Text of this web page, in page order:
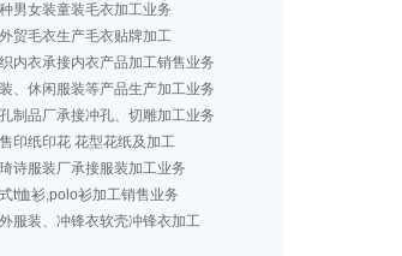
男女装童装毛衣加工业务
贸毛衣生产毛衣贴牌加工
内衣承接内衣产品加工销售业务
、休闲服装等产品生产加工业务
制品厂承接冲孔、切雕加工业务
印纸印花 花型花纸及加工
诗服装厂承接服装加工业务
t恤衫,polo衫加工销售业务
服装、冲锋衣软壳冲锋衣加工